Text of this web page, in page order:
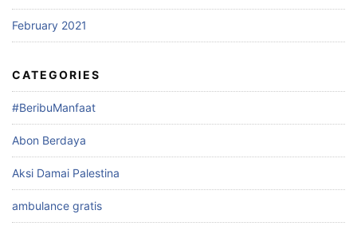
February 2021
CATEGORIES
#BeribuManfaat
Abon Berdaya
Aksi Damai Palestina
ambulance gratis